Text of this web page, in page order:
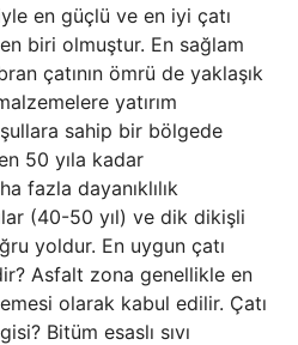
en güçlü ve en iyi çatı
biri olmuştur. En sağlam
çatının ömrü de yaklaşık
yatırım
sahip bir bölgede
50 yıla kadar
fazla dayanıklılık
(40-50 yıl) ve dik dikişli
yoldur. En uygun çatı
Asfalt zona genellikle en
olarak kabul edilir. Çatı
Bitüm esaslı sıvı